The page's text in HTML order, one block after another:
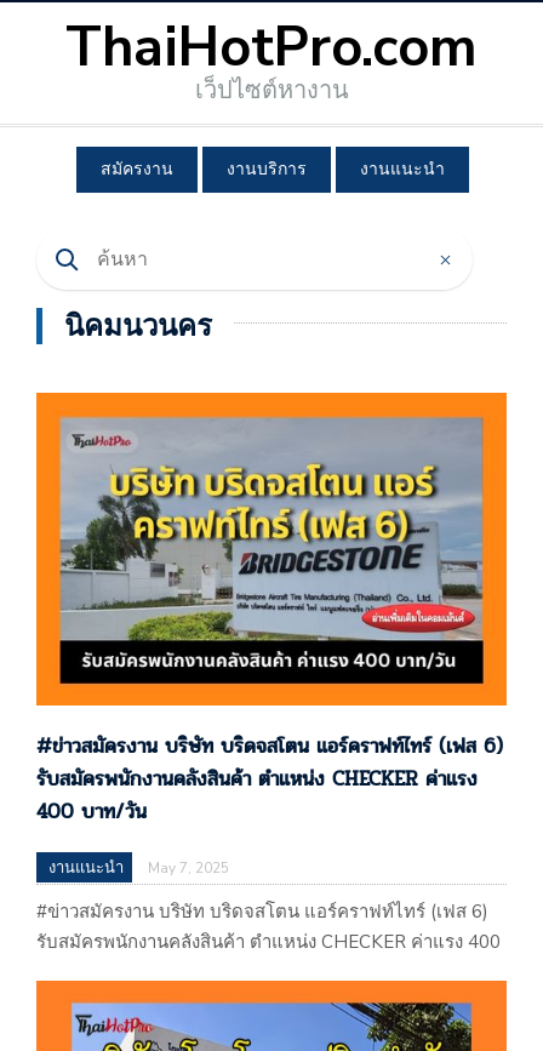
ThaiHotPro.com
เว็ปไซต์หางาน
สมัครงาน งานบริการ งานแนะนำ
นิคมนวนคร
#ข่าวสมัครงาน บริษัท บริดจสโตน แอร์คราฟท์ไทร์ (เฟส 6)
รับสมัครพนักงานคลังสินค้า ตําแหน่ง CHECKER ค่าแรง
400 บาท/วัน
งานแนะนำ May 7, 2025
#ข่าวสมัครงาน บริษัท บริดจสโตน แอร์คราฟท์ไทร์ (เฟส 6)
รับสมัครพนักงานคลังสินค้า ตําแหน่ง CHECKER ค่าแรง 400
สมัครพนักงานคลังสินค้า ตําแหน่ง CHECKER ค่าแรง 400
บาท/วัน ประกาศเมือวันที่ 07 / 05 / 2568 …